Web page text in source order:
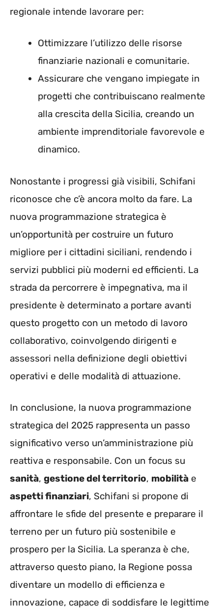
regionale intende lavorare per:
Ottimizzare l’utilizzo delle risorse
finanziarie nazionali e comunitarie.
Assicurare che vengano impiegate in
progetti che contribuiscano realmente
alla crescita della Sicilia, creando un
ambiente imprenditoriale favorevole e
dinamico.
Nonostante i progressi già visibili, Schifani
riconosce che c’è ancora molto da fare. La
nuova programmazione strategica è
un’opportunità per costruire un futuro
migliore per i cittadini siciliani, rendendo i
servizi pubblici più moderni ed efficienti. La
strada da percorrere è impegnativa, ma il
presidente è determinato a portare avanti
questo progetto con un metodo di lavoro
collaborativo, coinvolgendo dirigenti e
assessori nella definizione degli obiettivi
operativi e delle modalità di attuazione.
In conclusione, la nuova programmazione
strategica del 2025 rappresenta un passo
significativo verso un’amministrazione più
reattiva e responsabile. Con un focus su
sanità, gestione del territorio, mobilità e
aspetti finanziari, Schifani si propone di
affrontare le sfide del presente e preparare il
terreno per un futuro più sostenibile e
prospero per la Sicilia. La speranza è che,
attraverso questo piano, la Regione possa
diventare un modello di efficienza e
innovazione, capace di soddisfare le legittime